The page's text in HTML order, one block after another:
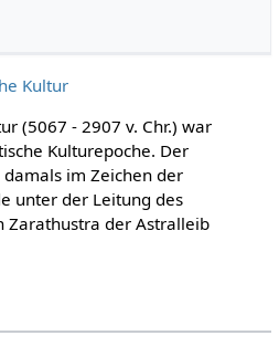
Kultur
(5067 - 2907 v. Chr.) war
Kulturepoche. Der
im Zeichen der
unter der Leitung des
Zarathustra der Astralleib